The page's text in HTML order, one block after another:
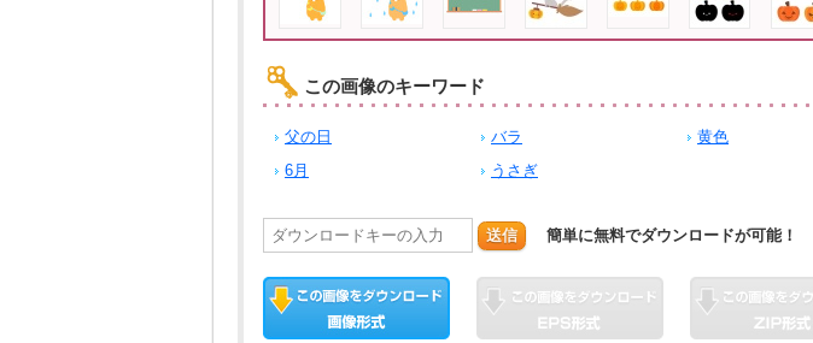
この画像のキーワード
父の日 バラ 黄色
6月
うさぎ
送信 簡単に無料でダウンロードが可能！